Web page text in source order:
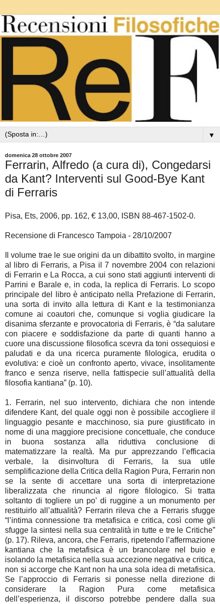
▼
domenica 28 ottobre 2007
Ferrarin, Alfredo (a cura di), Congedarsi
da Kant? Interventi sul Good-Bye Kant
di Ferraris
Pisa, Ets, 2006, pp. 162, € 13,00, ISBN 88-467-1502-0.
Recensione di Francesco Tampoia - 28/10/2007
Il volume trae le sue origini da un dibattito svolto, in margine
al libro di Ferraris, a Pisa il 7 novembre 2004 con relazioni
di Ferrarin e La Rocca, a cui sono stati aggiunti interventi di
Parrini e Barale e, in coda, la replica di Ferraris. Lo scopo
principale del libro è anticipato nella Prefazione di Ferrarin,
una sorta di invito alla lettura di Kant e la testimonianza
comune ai coautori che, comunque si voglia giudicare la
disanima sferzante e provocatoria di Ferraris, è “da salutare
con piacere e soddisfazione da parte di quanti hanno a
cuore una discussione filosofica scevra da toni ossequiosi e
paludati e da una ricerca puramente filologica, erudita o
evolutiva: e cioè un confronto aperto, vivace, insolitamente
franco e senza riserve, nella fattispecie sull’attualità della
filosofia kantiana” (p. 10).
1. Ferrarin, nel suo intervento, dichiara che non intende
difendere Kant, del quale oggi non è possibile accogliere il
linguaggio pesante e macchinoso, sia pure giustificato in
nome di una maggiore precisione concettuale, che conduce
in buona sostanza alla riduttiva conclusione di
matematizzare la realtà. Ma pur apprezzando l’efficacia
verbale, la disinvoltura di Ferraris, la sua utile
semplificazione della Critica della Ragion Pura, Ferrarin non
se la sente di accettare una sorta di interpretazione
liberalizzata che rinuncia al rigore filologico. Si tratta
soltanto di togliere un po’ di ruggine a un monumento per
restituirlo all’attualità? Ferrarin rileva che a Ferraris sfugge
“l’intima connessione tra metafisica e critica, così come gli
sfugge la sintesi nella sua centralità in tutte e tre le Critiche”
(p. 17). Rileva, ancora, che Ferraris, ripetendo l’affermazione
kantiana che la metafisica è un brancolare nel buio e
isolando la metafisica nella sua accezione negativa e critica,
non si accorge che Kant non ha una sola idea di metafisica.
Se l’approccio di Ferraris si ponesse nella direzione di
considerare la Ragion Pura come metafisica
dell’esperienza, il discorso potrebbe pendere dalla sua